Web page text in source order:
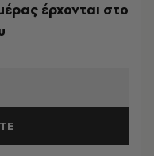
έρχονται στο